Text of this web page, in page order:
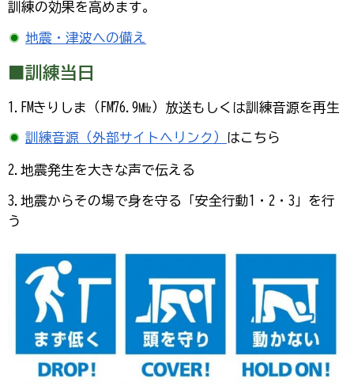
訓練の効果を高めます。
地震・津波への備え
■訓練当日
1.FMきりしま（FM76.9㎒）放送もしくは訓練音源を再生
訓練音源（外部サイトへリンク） はこちら
2.地震発生を大きな声で伝える
3.地震からその場で身を守る「安全行動1・2・3」を行
う